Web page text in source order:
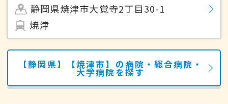
静岡県焼津市大覚寺2丁目30-1
焼津
【静岡県】【焼津市】の病院・総合病院・
大学病院を探す